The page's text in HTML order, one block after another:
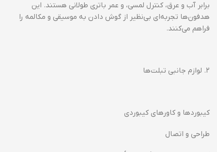
برابر آب و عرق، کنترل لمسی، و عمر باتری طولانی هستند. این
هدفون‌ها تجربه‌ای بی‌نظیر از گوش دادن به موسیقی و مکالمه را
فراهم می‌کنند.
۲. لوازم جانبی تبلت‌ها
کیبوردها و کاورهای کیبوردی
طراحی و اتصال